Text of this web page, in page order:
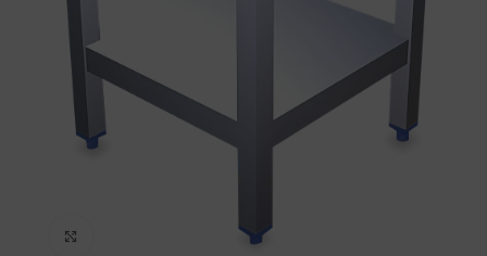
Haga Click para agrandar